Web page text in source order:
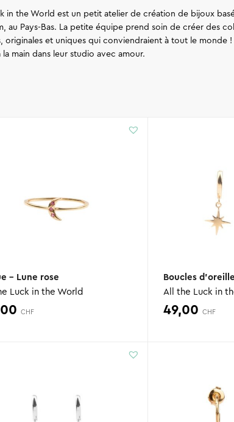
in the World est un petit atelier de création de bijoux
au Pays-Bas. La petite équipe prend soin de créer des
originales et uniques qui conviendraient à tout le monde !
la main dans leur studio avec amour.
– Lune rose
Luck in the World
CHF
Boucles
All the Luck in
49,00CHF